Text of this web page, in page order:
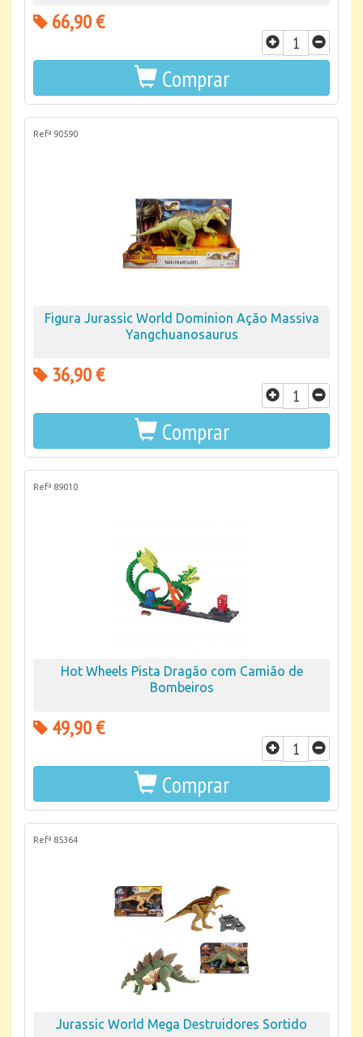
66,90 €
Comprar
Refª 90590
Figura Jurassic World Dominion Ação Massiva
Yangchuanosaurus
36,90 €
Comprar
Refª 89010
Hot Wheels Pista Dragão com Camião de
Bombeiros
49,90 €
Comprar
Refª 85364
Jurassic World Mega Destruidores Sortido